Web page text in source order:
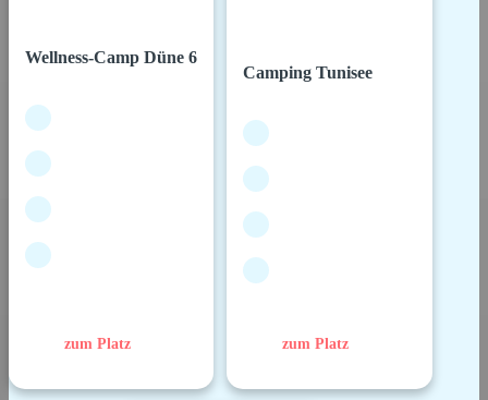
Wellness-Camp Düne 6
zum Platz
Camping Tunisee
zum Platz